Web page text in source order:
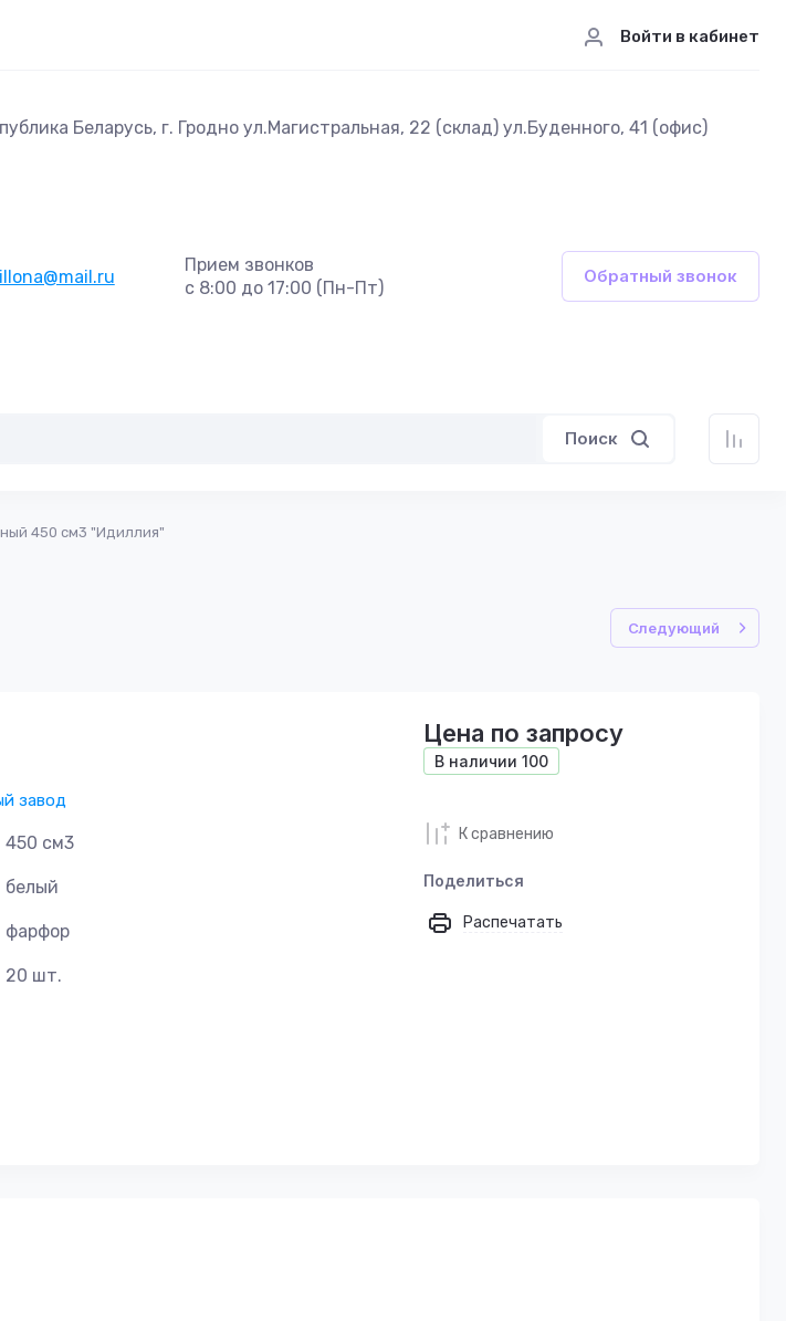
Войти в кабинет
Беларусь, г. Гродно ул.Магистральная, 22 (склад) ул.Буденного, 41 (офис)
Прием звонков
с 8:00 до 17:00 (Пн-Пт)
Обратный звонок
Поиск
450 см3 "Идиллия"
Следующий
завод
450 см3
белый
фарфор
20 шт.
В наличии 100
Цена по запросу
К сравнению
Поделиться
Распечатать